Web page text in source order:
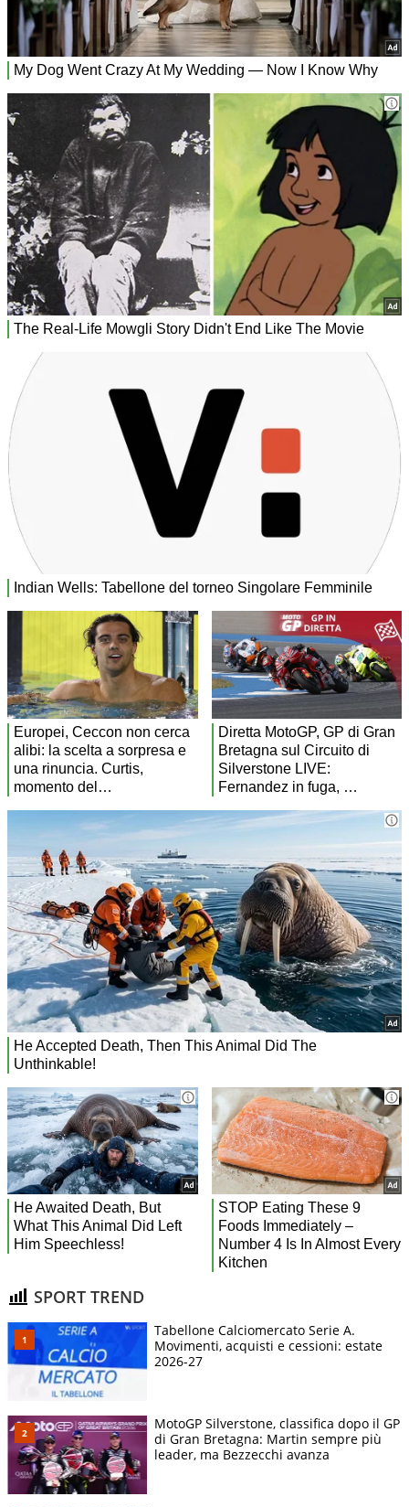
SPORT TREND
Tabellone Calciomercato Serie A.
Movimenti, acquisti e cessioni: estate
2026-27
MotoGP Silverstone, classifica dopo il GP
di Gran Bretagna: Martin sempre più
leader, ma Bezzecchi avanza